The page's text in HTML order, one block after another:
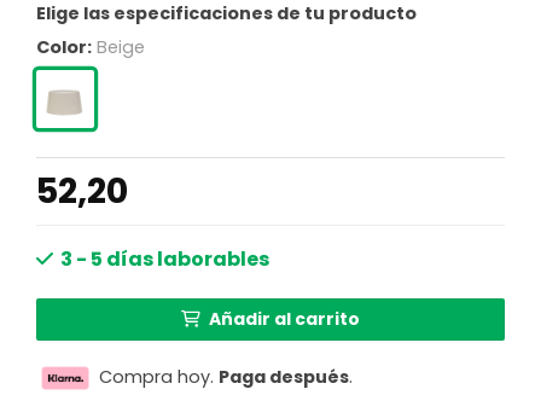
Elige las especificaciones de tu producto
Color: Beige
52,20
3 - 5 días laborables
Añadir al carrito
Compra hoy. Paga después.